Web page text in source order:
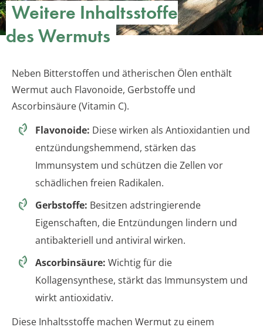
Weitere Inhaltsstoffe
des Wermuts
Neben Bitterstoffen und ätherischen Ölen enthält
Wermut auch Flavonoide, Gerbstoffe und
Ascorbinsäure (Vitamin C).
Flavonoide: Diese wirken als Antioxidantien und
entzündungshemmend, stärken das
Immunsystem und schützen die Zellen vor
schädlichen freien Radikalen.
Gerbstoffe: Besitzen adstringierende
Eigenschaften, die Entzündungen lindern und
antibakteriell und antiviral wirken.
Ascorbinsäure: Wichtig für die
Kollagensynthese, stärkt das Immunsystem und
wirkt antioxidativ.
Diese Inhaltsstoffe machen Wermut zu einem